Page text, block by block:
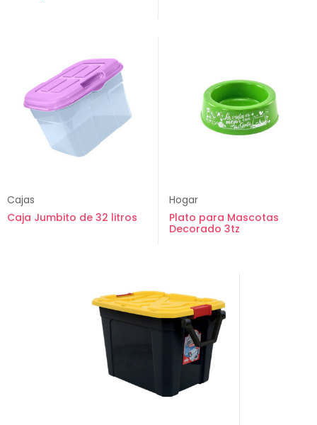
Cajas
Caja Jumbito de 32 litros
Hogar
Plato para Mascotas
Decorado 3tz